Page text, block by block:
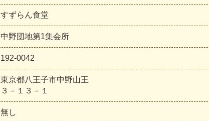
すずらん食堂
中野団地第1集会所
192-0042
東京都八王子市中野山王
３－１３－１
無し